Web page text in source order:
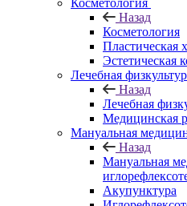
Косметология
Назад
Косметология
Пластическая
Эстетическая
Лечебная
Назад
Лечебная
Медицинская
Мануальная
Назад
Мануальная
Акупунктура